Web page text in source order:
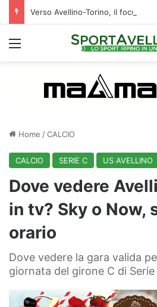
Verso Avellino-Torino, il focus
Menu
Home /CALCIO
CALCIO SERIE C US AVELLINO
Dove vedere
in tv? Sky o Now,
orario
Dove vedere la gara valida
giornata del girone C di